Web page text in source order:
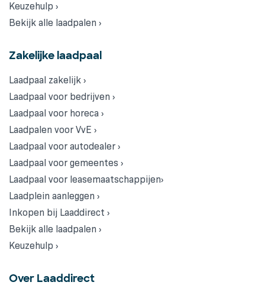
Keuzehulp ›
Bekijk alle laadpalen ›
Zakelijke laadpaal
Laadpaal zakelijk ›
Laadpaal voor bedrijven ›
Laadpaal voor horeca ›
Laadpalen voor VvE ›
Laadpaal voor autodealer ›
Laadpaal voor gemeentes ›
Laadpaal voor leasemaatschappijen›
Laadplein aanleggen ›
Inkopen bij Laaddirect ›
Bekijk alle laadpalen ›
Keuzehulp ›
Over Laaddirect